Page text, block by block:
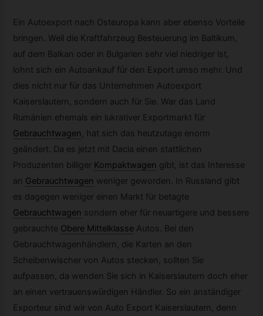
Ein Autoexport nach Osteuropa kann aber ebenso Vorteile
bringen. Weil die Kraftfahrzeug Besteuerung im Baltikum,
auf dem Balkan oder in Bulgarien sehr viel niedriger ist,
lohnt sich ein Autoankauf für den Export umso mehr. Und
dies nicht nur für das Unternehmen Autoexport
Kaiserslautern, sondern auch für Sie. War das Land
Rumänien ehemals ein lukrativer Exportmarkt für
Gebrauchtwagen , hat sich das heutzutage enorm
geändert. Da es jetzt mit Dacia einen stattlichen
Produzenten billiger Kompaktwagen gibt, ist das Interesse
an Gebrauchtwagen weniger geworden. In Russland gibt
es dagegen weniger einen Markt für betagte
Gebrauchtwagen sondern eher für neuartigere und bessere
gebrauchte Obere Mittelklasse Autos. Bei den
Gebrauchtwagenhändlern, die Karten an den
Scheibenwischer von Autos stecken, sollten Sie
aufpassen, da wenden Sie sich in Kaiserslautern doch eher
an einen vertrauenswürdigen Händler. So ein anständiger
Exporteur sind wir von Auto Export Kaiserslautern, denn